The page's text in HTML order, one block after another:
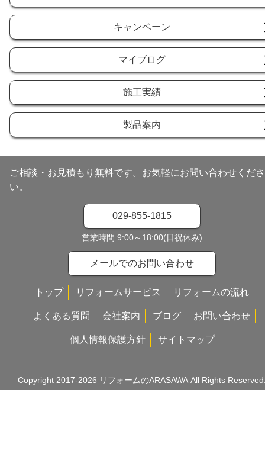
キャンベーン
マイブログ
施工実績
製品案内
ご相談・お見積もり無料です。お気軽にお問い合わせくださ
い。
029-855-1815
営業時間 9:00～18:00(日祝休み)
メールでのお問い合わせ
トップ リフォームサービス リフォームの流れ
よくある質問 会社案内 ブログ お問い合わせ
個人情報保護方針 サイトマップ
Copyright 2017-2026 リフォームのARASAWA All Rights